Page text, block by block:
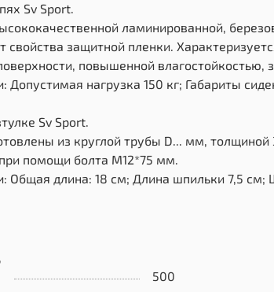
Sv Sport.
ламинированной,
свойства защитной пленки.
повышенной
Допустимая нагрузка 150 кг; Габариты
Sv Sport.
из круглой трубы D... мм,
помощи болта М12*75 мм.
Общая длина: 18 см; Длина шпильки 7,5
500